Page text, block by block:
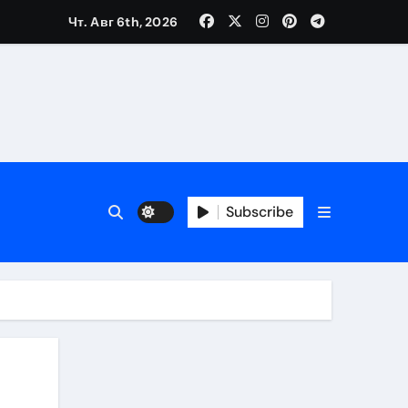
Чт. Авг 6th, 2026
Subscribe